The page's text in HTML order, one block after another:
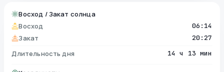
Восход / Закат солнца
Восход
06:14
Закат 20:27
Длительность дня 14 ч 13 мин